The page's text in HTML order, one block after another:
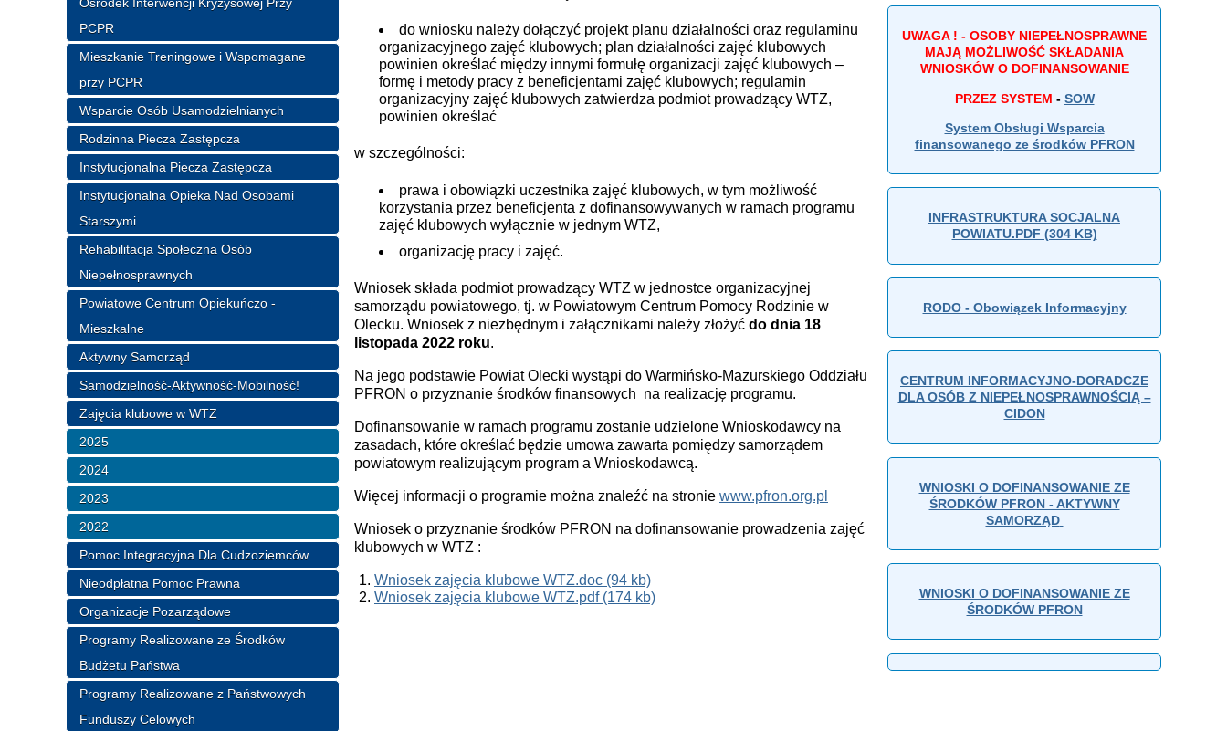
PCPR
Mieszkanie Treningowe i Wspomagane
przy PCPR
Wsparcie Osób Usamodzielnianych
Rodzinna Piecza Zastępcza
Instytucjonalna Piecza Zastępcza
Instytucjonalna Opieka Nad Osobami
Starszymi
Rehabilitacja Społeczna Osób
Niepełnosprawnych
Powiatowe Centrum Opiekuńczo -
Mieszkalne
Aktywny Samorząd
Samodzielność-Aktywność-Mobilność!
Zajęcia klubowe w WTZ
2025
2024
2023
2022
Pomoc Integracyjna Dla Cudzoziemców
Nieodpłatna Pomoc Prawna
Organizacje Pozarządowe
Programy Realizowane ze Środków
Budżetu Państwa
Programy Realizowane z Państwowych
Funduszy Celowych
do wniosku należy dołączyć projekt planu działalności oraz regulaminu
organizacyjnego zajęć klubowych; plan działalności zajęć klubowych
powinien określać między innymi formułę organizacji zajęć klubowych –
formę i metody pracy z beneficjentami zajęć klubowych; regulamin
organizacyjny zajęć klubowych zatwierdza podmiot prowadzący WTZ,
powinien określać
w szczególności:
prawa i obowiązki uczestnika zajęć klubowych, w tym możliwość
korzystania przez beneficjenta z dofinansowywanych w ramach programu
zajęć klubowych wyłącznie w jednym WTZ,
organizację pracy i zajęć.
Wniosek składa podmiot prowadzący WTZ w jednostce organizacyjnej
samorządu powiatowego, tj. w Powiatowym Centrum Pomocy Rodzinie w
Olecku. Wniosek z niezbędnym i załącznikami należy złożyć do dnia 18
listopada 2022 roku.
Na jego podstawie Powiat Olecki wystąpi do Warmińsko-Mazurskiego Oddziału
PFRON o przyznanie środków finansowych na realizację programu.
Dofinansowanie w ramach programu zostanie udzielone Wnioskodawcy na
zasadach, które określać będzie umowa zawarta pomiędzy samorządem
powiatowym realizującym program a Wnioskodawcą.
Więcej informacji o programie można znaleźć na stronie www.pfron.org.pl
Wniosek o przyznanie środków PFRON na dofinansowanie prowadzenia zajęć
klubowych w WTZ :
Wniosek zajęcia klubowe WTZ.doc (94 kb)
Wniosek zajęcia klubowe WTZ.pdf (174 kb)
UWAGA ! - OSOBY NIEPEŁNOSPRAWNE
MAJĄ MOŻLIWOŚĆ SKŁADANIA
WNIOSKÓW O DOFINANSOWANIE
PRZEZ SYSTEM - SOW
System Obsługi Wsparcia
finansowanego ze środków PFRON
INFRASTRUKTURA SOCJALNA
POWIATU.PDF (304 KB)
RODO - Obowiązek Informacyjny
CENTRUM INFORMACYJNO-DORADCZE
DLA OSÓB Z NIEPEŁNOSPRAWNOŚCIĄ –
CIDON
WNIOSKI O DOFINANSOWANIE ZE
ŚRODKÓW PFRON - AKTYWNY
SAMORZĄD
WNIOSKI O DOFINANSOWANIE ZE
ŚRODKÓW PFRON